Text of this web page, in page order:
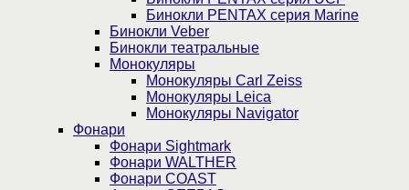
Бинокли PENTAX серия Marine
Бинокли Veber
Бинокли театральные
Монокуляры
Монокуляры Carl Zeiss
Монокуляры Leica
Монокуляры Navigator
Фонари
Фонари Sightmark
Фонари WALTHER
Фонари COAST